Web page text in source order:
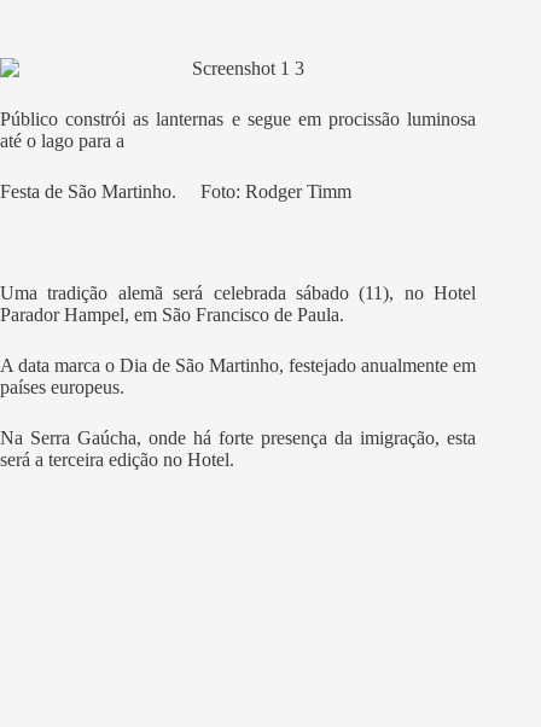
Público constrói as lanternas e segue em procissão luminosa
até o lago para a
Festa de São Martinho. Foto: Rodger Timm
Uma tradição alemã será celebrada sábado (11), no Hotel
Parador Hampel, em São Francisco de Paula.
A data marca o Dia de São Martinho, festejado anualmente em
países europeus.
Na Serra Gaúcha, onde há forte presença da imigração, esta
será a terceira edição no Hotel.